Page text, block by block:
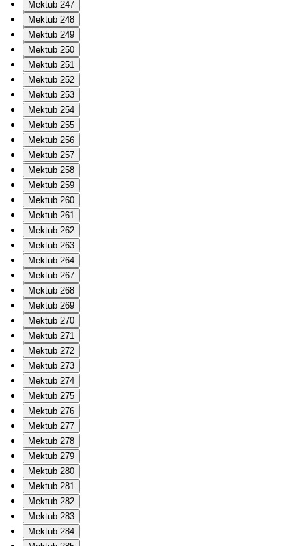
Mektub 247
Mektub 248
Mektub 249
Mektub 250
Mektub 251
Mektub 252
Mektub 253
Mektub 254
Mektub 255
Mektub 256
Mektub 257
Mektub 258
Mektub 259
Mektub 260
Mektub 261
Mektub 262
Mektub 263
Mektub 264
Mektub 267
Mektub 268
Mektub 269
Mektub 270
Mektub 271
Mektub 272
Mektub 273
Mektub 274
Mektub 275
Mektub 276
Mektub 277
Mektub 278
Mektub 279
Mektub 280
Mektub 281
Mektub 282
Mektub 283
Mektub 284